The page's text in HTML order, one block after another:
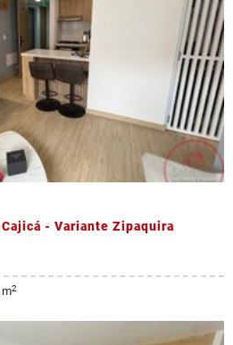
- Variante Zipaquira
m2